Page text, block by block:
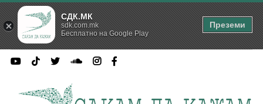
СДК.МК
sdk.com.mk
Бесплатно на Google Play
Преземи